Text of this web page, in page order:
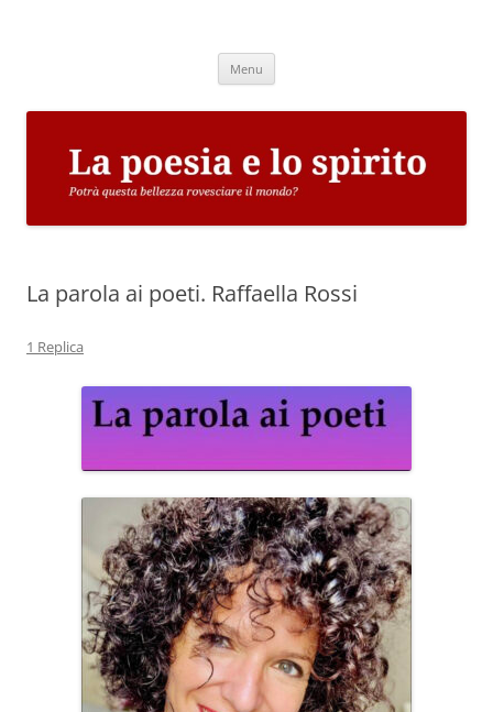
Menu
La parola ai poeti. Raffaella Rossi
1 Replica